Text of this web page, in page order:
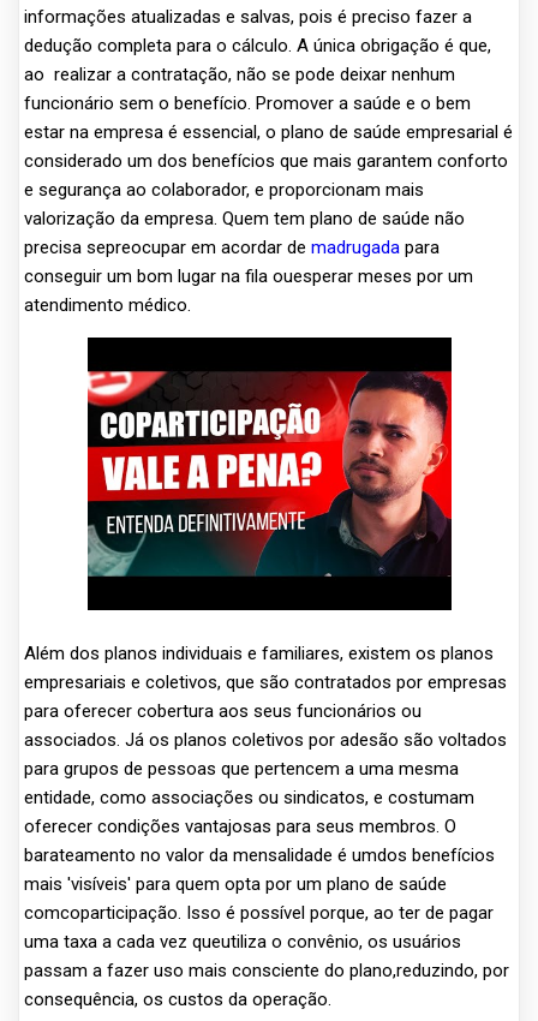
informações atualizadas e salvas, pois é preciso fazer a
dedução completa para o cálculo. A única obrigação é que,
ao realizar a contratação, não se pode deixar nenhum
funcionário sem o benefício. Promover a saúde e o bem
estar na empresa é essencial, o plano de saúde empresarial é
considerado um dos benefícios que mais garantem conforto
e segurança ao colaborador, e proporcionam mais
valorização da empresa. Quem tem plano de saúde não
precisa sepreocupar em acordar de madrugada para
conseguir um bom lugar na fila ouesperar meses por um
atendimento médico.
Além dos planos individuais e familiares, existem os planos
empresariais e coletivos, que são contratados por empresas
para oferecer cobertura aos seus funcionários ou
associados. Já os planos coletivos por adesão são voltados
para grupos de pessoas que pertencem a uma mesma
entidade, como associações ou sindicatos, e costumam
oferecer condições vantajosas para seus membros. O
barateamento no valor da mensalidade é umdos benefícios
mais 'visíveis' para quem opta por um plano de saúde
comcoparticipação. Isso é possível porque, ao ter de pagar
uma taxa a cada vez queutiliza o convênio, os usuários
passam a fazer uso mais consciente do plano,reduzindo, por
consequência, os custos da operação.